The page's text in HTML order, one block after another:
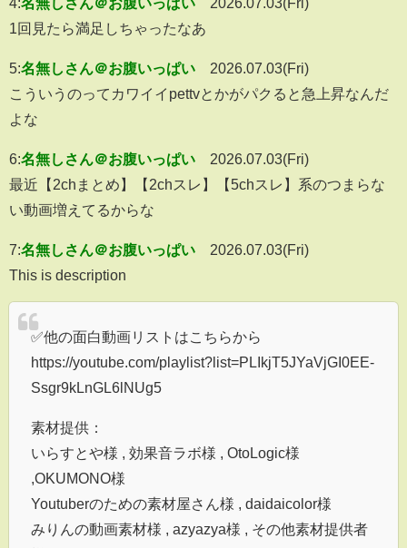
1回見たら満足しちゃったなあ
5:名無しさん＠お腹いっぱい
2026.07.03(Fri)
こういうのってカワイイpettvとかがパクると急上昇なんだ
よな
6:名無しさん＠お腹いっぱい
2026.07.03(Fri)
最近【2chまとめ】【2chスレ】【5chスレ】系のつまらな
い動画増えてるからな
7:名無しさん＠お腹いっぱい
2026.07.03(Fri)
This is description
✅他の面白動画リストはこちらから
https://youtube.com/playlist?list=PLIkjT5JYaVjGI0EE-
Ssgr9kLnGL6lNUg5
素材提供：
いらすとや様 , 効果音ラボ様 , OtoLogic様
,OKUMONO様
Youtuberのための素材屋さん様 , daidaicolor様
みりんの動画素材様 , azyazya様 , その他素材提供者